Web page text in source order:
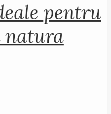
pentru
natura